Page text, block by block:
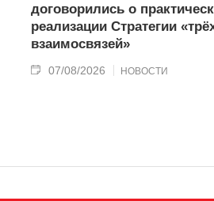
договорились о
реализации Стратегии
взаимосвязей»
07/08/2026 НОВОСТИ